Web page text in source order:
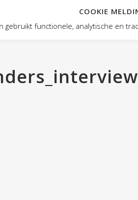
VOORSTELLINGEN
COOKIE
gebruikt functionele, analytische en